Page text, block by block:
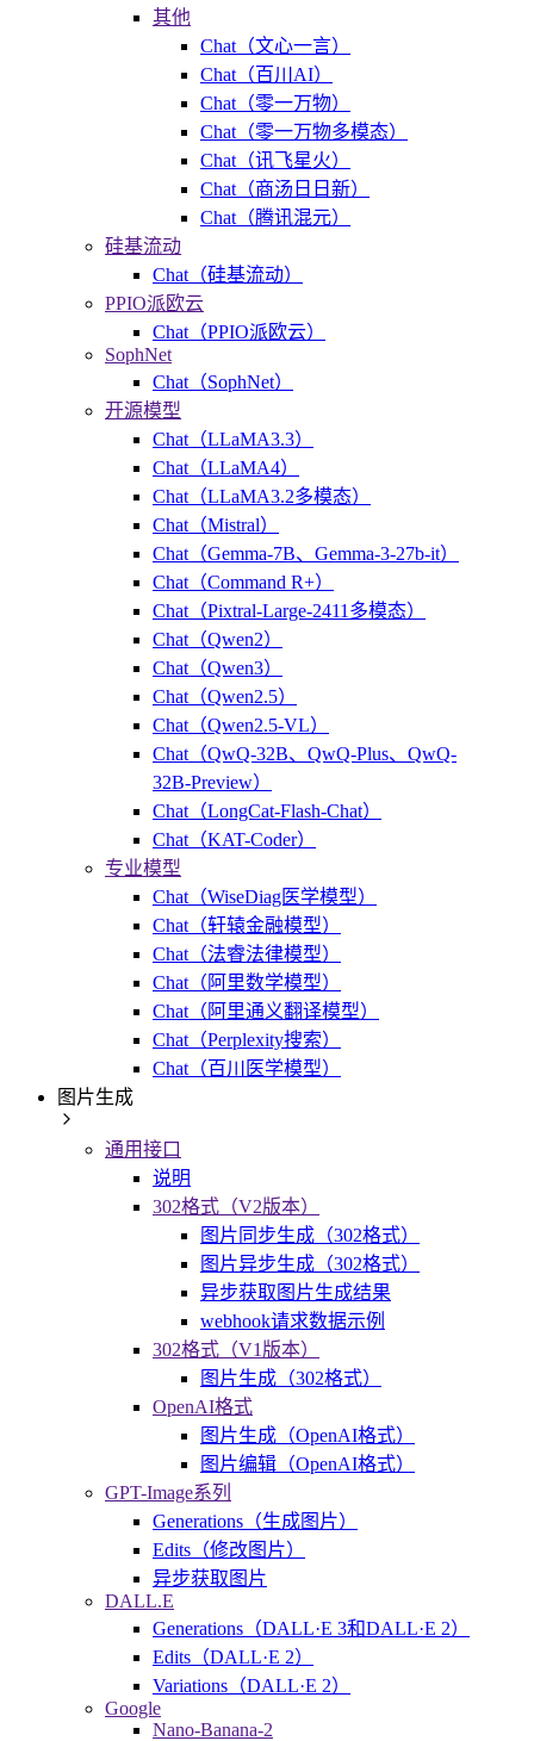
其他
Chat（文心一言）
Chat（百川AI）
Chat（零一万物）
Chat（零一万物多模态）
Chat（讯飞星火）
Chat（商汤日日新）
Chat（腾讯混元）
硅基流动
Chat（硅基流动）
PPIO派欧云
Chat（PPIO派欧云）
SophNet
Chat（SophNet）
开源模型
Chat（LLaMA3.3）
Chat（LLaMA4）
Chat（LLaMA3.2多模态）
Chat（Mistral）
Chat（Gemma-7B、Gemma-3-27b-it）
Chat（Command R+）
Chat（Pixtral-Large-2411多模态）
Chat（Qwen2）
Chat（Qwen3）
Chat（Qwen2.5）
Chat（Qwen2.5-VL）
Chat（QwQ-32B、QwQ-Plus、QwQ-
32B-Preview）
Chat（LongCat-Flash-Chat）
Chat（KAT-Coder）
专业模型
Chat（WiseDiag医学模型）
Chat（轩辕金融模型）
Chat（法睿法律模型）
Chat（阿里数学模型）
Chat（阿里通义翻译模型）
Chat（Perplexity搜索）
Chat（百川医学模型）
图片生成
通用接口
说明
302格式（V2版本）
图片同步生成（302格式）
图片异步生成（302格式）
异步获取图片生成结果
webhook请求数据示例
302格式（V1版本）
图片生成（302格式）
OpenAI格式
图片生成（OpenAI格式）
图片编辑（OpenAI格式）
GPT-Image系列
Generations（生成图片）
Edits（修改图片）
异步获取图片
DALL.E
Generations（DALL·E 3和DALL·E 2）
Edits（DALL·E 2）
Variations（DALL·E 2）
Google
Nano-Banana-2